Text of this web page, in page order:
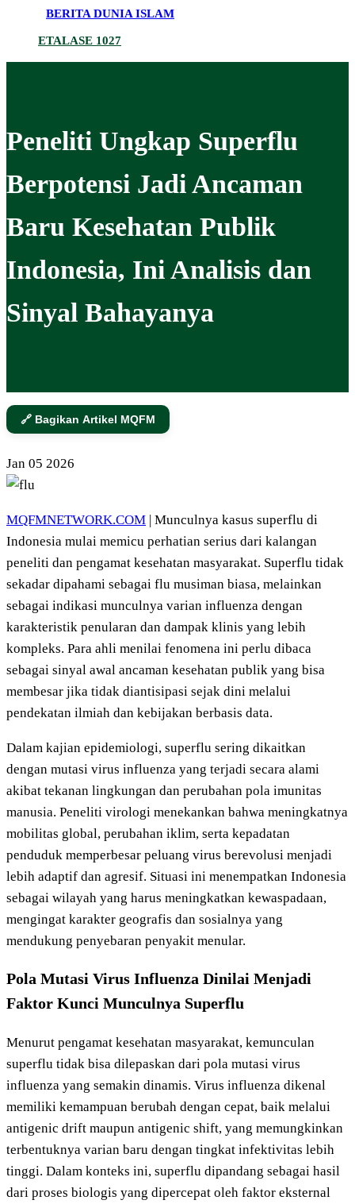
BERITA DUNIA ISLAM
ETALASE 1027
Peneliti Ungkap Superflu
Berpotensi Jadi Ancaman
Baru Kesehatan Publik
Indonesia, Ini Analisis dan
Sinyal Bahayanya
🔗 Bagikan Artikel MQFM
Jan 05 2026
MQFMNETWORK.COM | Munculnya kasus superflu di
Indonesia mulai memicu perhatian serius dari kalangan
peneliti dan pengamat kesehatan masyarakat. Superflu tidak
sekadar dipahami sebagai flu musiman biasa, melainkan
sebagai indikasi munculnya varian influenza dengan
karakteristik penularan dan dampak klinis yang lebih
kompleks. Para ahli menilai fenomena ini perlu dibaca
sebagai sinyal awal ancaman kesehatan publik yang bisa
membesar jika tidak diantisipasi sejak dini melalui
pendekatan ilmiah dan kebijakan berbasis data.
Dalam kajian epidemiologi, superflu sering dikaitkan
dengan mutasi virus influenza yang terjadi secara alami
akibat tekanan lingkungan dan perubahan pola imunitas
manusia. Peneliti virologi menekankan bahwa meningkatnya
mobilitas global, perubahan iklim, serta kepadatan
penduduk memperbesar peluang virus berevolusi menjadi
lebih adaptif dan agresif. Situasi ini menempatkan Indonesia
sebagai wilayah yang harus meningkatkan kewaspadaan,
mengingat karakter geografis dan sosialnya yang
mendukung penyebaran penyakit menular.
Pola Mutasi Virus Influenza Dinilai Menjadi
Faktor Kunci Munculnya Superflu
Menurut pengamat kesehatan masyarakat, kemunculan
superflu tidak bisa dilepaskan dari pola mutasi virus
influenza yang semakin dinamis. Virus influenza dikenal
memiliki kemampuan berubah dengan cepat, baik melalui
antigenic drift maupun antigenic shift, yang memungkinkan
terbentuknya varian baru dengan tingkat infektivitas lebih
tinggi. Dalam konteks ini, superflu dipandang sebagai hasil
dari proses biologis yang dipercepat oleh faktor eksternal